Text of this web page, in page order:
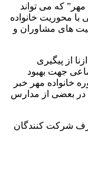
که می تواند
محوریت خانواده
های مشاوران و
از پیگیری
جهت بهبود
خانواده مهر خبر
در بعضی از مدارس
شرکت کنندگان